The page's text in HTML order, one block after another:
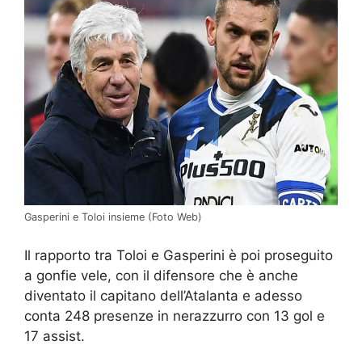
Gasperini e Toloi insieme (Foto Web)
Il rapporto tra Toloi e Gasperini è poi proseguito
a gonfie vele, con il difensore che è anche
diventato il capitano dell’Atalanta e adesso
conta 248 presenze in nerazzurro con 13 gol e
17 assist.